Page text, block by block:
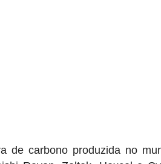
de carbono produzida no